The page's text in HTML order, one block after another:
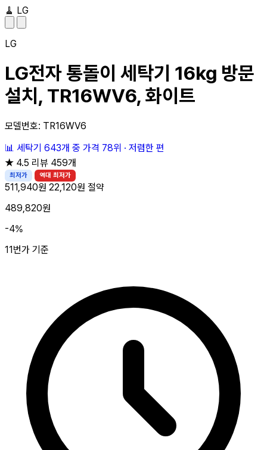
🧹 LG
LG
LG전자 통돌이 세탁기 16kg 방문
설치, TR16WV6, 화이트
모델번호: TR16WV6
📊 세탁기 643개 중 가격 78위 · 저렴한 편
★ 4.5 리뷰 459개
최저가 역대 최저가
511,940원 22,120원 절약
489,820원
-4%
11번가 기준